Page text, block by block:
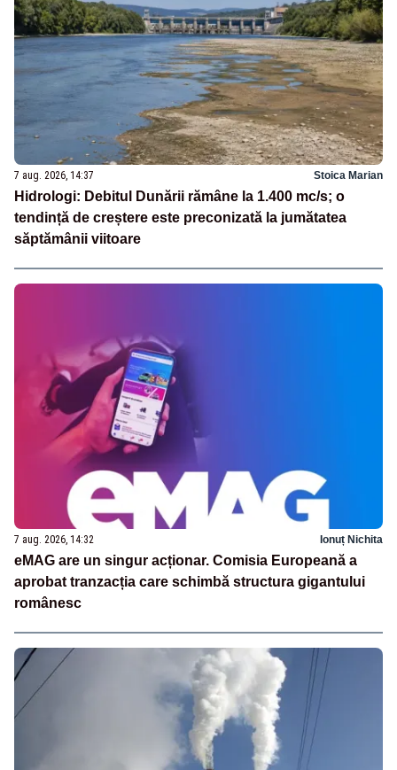
7 aug. 2026, 14:37 Stoica Marian
Hidrologi: Debitul Dunării rămâne la 1.400 mc/s; o
tendință de creștere este preconizată la jumătatea
săptămânii viitoare
7 aug. 2026, 14:32 Ionuț Nichita
eMAG are un singur acționar. Comisia Europeană a
aprobat tranzacția care schimbă structura gigantului
românesc